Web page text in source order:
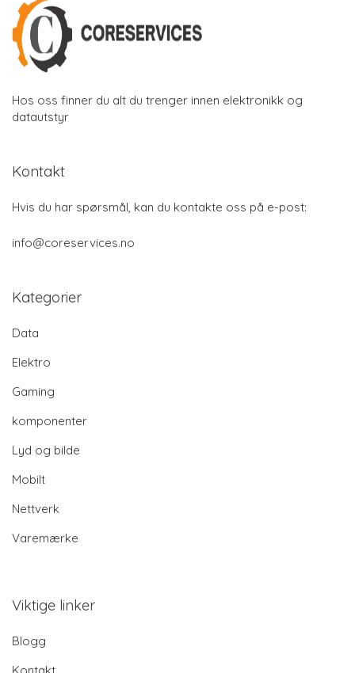
Hos oss finner du alt du trenger innen elektronikk og
datautstyr
Kontakt
Hvis du har spørsmål, kan du kontakte oss på e-post:
info@coreservices.no
Kategorier
Data
Elektro
Gaming
komponenter
Lyd og bilde
Mobilt
Nettverk
Varemærke
Viktige linker
Blogg